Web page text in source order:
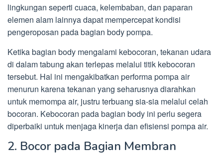
lingkungan seperti cuaca, kelembaban, dan paparan
elemen alam lainnya dapat mempercepat kondisi
pengeroposan pada bagian body pompa.
Ketika bagian body mengalami kebocoran, tekanan udara
di dalam tabung akan terlepas melalui titik kebocoran
tersebut. Hal ini mengakibatkan performa pompa air
menurun karena tekanan yang seharusnya diarahkan
untuk memompa air, justru terbuang sia-sia melalui celah
bocoran. Kebocoran pada bagian body ini perlu segera
diperbaiki untuk menjaga kinerja dan efisiensi pompa air.
2. Bocor pada Bagian Membran